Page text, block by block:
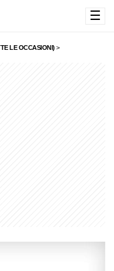
☰
LE OCCASIONI) >